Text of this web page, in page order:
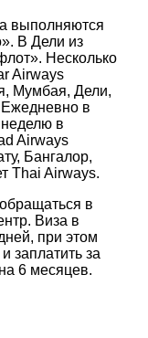
выполняются
В Дели из
Несколько
Airways
Мумбая, Дели,
в
в
Airways
Бангалор,
Thai Airways.
в
Виза в
при этом
заплатить за
6 месяцев.